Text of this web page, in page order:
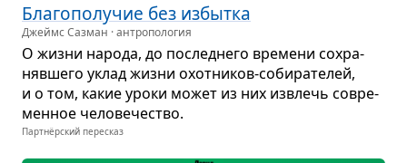
Бла­го­по­лу­чие без избытка
Джеймс Сазман · антропология
О жизни народа, до послед­него вре­мени сохра­
няв­шего уклад жизни охот­ни­ков-соби­ра­те­лей,
и о том, какие уроки может из них извлечь совре­
мен­ное чело­ве­че­ство.
Партнёрский пересказ